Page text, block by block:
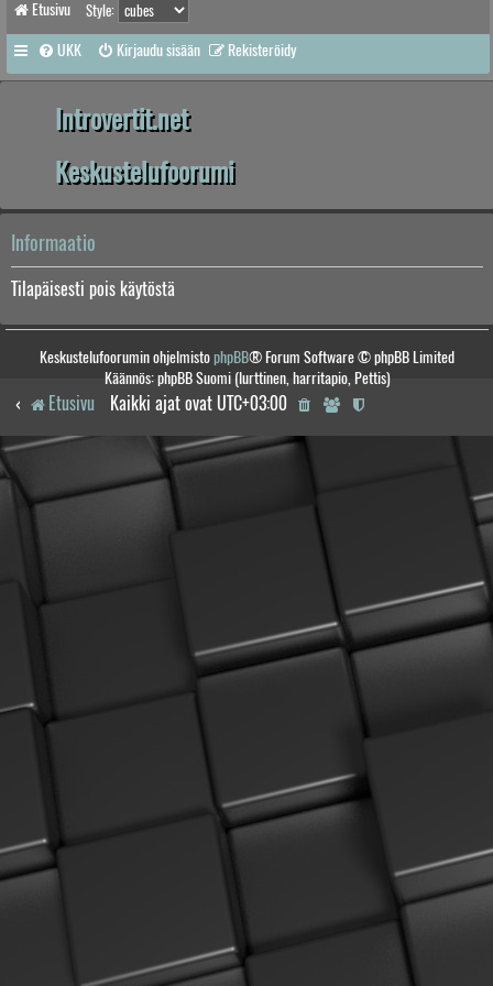
Etusivu Style:
UKK Kirjaudu sisään Rekisteröidy
Introvertit.net
Keskustelufoorumi
Informaatio
Tilapäisesti pois käytöstä
Keskustelufoorumin ohjelmistophpBB® Forum Software © phpBB Limited
Käännös: phpBB Suomi (lurttinen, harritapio, Pettis)
Etusivu Kaikki ajat ovat UTC+03:00